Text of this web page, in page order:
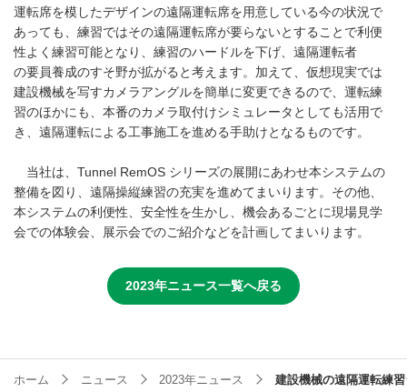
運転席を模したデザインの遠隔運転席を用意している今の状況で
あっても、練習ではその遠隔運転席が要らないとすることで利便
性よく練習可能となり、練習のハードルを下げ、遠隔運転者
の要員養成のすそ野が拡がると考えます。加えて、仮想現実では
建設機械を写すカメラアングルを簡単に変更できるので、運転練
習のほかにも、本番のカメラ取付けシミュレータとしても活用で
き、遠隔運転による工事施工を進める手助けとなるものです。
当社は、Tunnel RemOS シリーズの展開にあわせ本システムの
整備を図り、遠隔操縦練習の充実を進めてまいります。その他、
本システムの利便性、安全性を生かし、機会あるごとに現場見学
会での体験会、展示会でのご紹介などを計画してまいります。
2023年ニュース一覧へ戻る
ホーム ニュース 2023年ニュース 建設機械の遠隔運転練